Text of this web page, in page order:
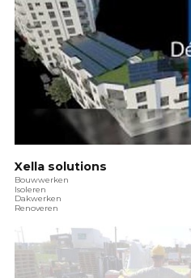
Xella solutions
Bouwwerken
Isoleren
Dakwerken
Renoveren